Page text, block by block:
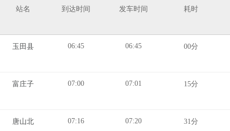
站名 到达时间 发车时间 耗时
玉田县 06:45 06:45 00分
富庄子 07:00 07:01 15分
唐山北 07:16 07:20 31分